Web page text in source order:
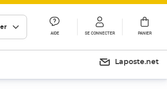
AIDE SE CONNECTER PANIER
Laposte.net